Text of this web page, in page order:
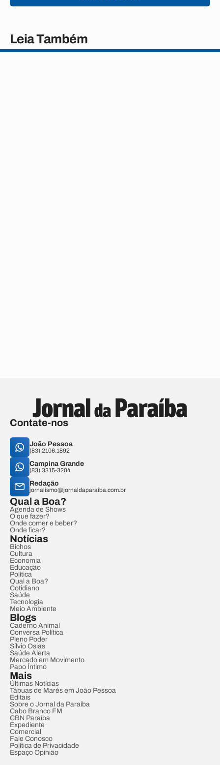
Leia Também
Contate-nos
João Pessoa
(83) 2106.1892
Campina Grande
(83) 3315-3204
Redação
jornalismo@jornaldaparaiba.com.br
Qual a Boa?
Agenda de Shows
O que fazer?
Onde comer e beber?
Onde ficar?
Notícias
Bichos
Cultura
Economia
Educação
Política
Qual a Boa?
Cotidiano
Saúde
Tecnologia
Meio Ambiente
Blogs
Caderno Animal
Conversa Política
Pleno Poder
Sílvio Osias
Saúde Alerta
Mercado em Movimento
Papo Íntimo
Mais
Últimas Notícias
Tábuas de Marés em João Pessoa
Editais
Sobre o Jornal da Paraíba
Cabo Branco FM
CBN Paraíba
Expediente
Comercial
Fale Conosco
Política de Privacidade
Espaço Opinião